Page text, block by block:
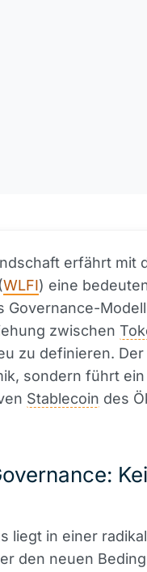
erfährt mit
WLFI) eine
Governance-
zwischen
zu definieren.
sondern führt
Stablecoin des
liegt in einer
den neuen